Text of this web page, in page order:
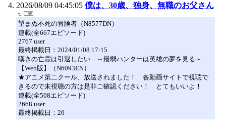
2026/08/09 04:45:05 僕は、30歳、独身、無職のお父さん
望まぬ不死の冒険者（N8577DN）
連載(全667エピソード)
2767 user
最終掲載日：2024/01/08 17:15
嘆きの亡霊は引退したい ～最弱ハンターは英雄の夢を見る～
【Web版】（N6093EN）
★アニメ第二クール、放送されました！ 各動画サイトで視聴で
きるので未視聴の方は是非ご確認ください！ とてもいいよ！
連載(全508エピソード)
2668 user
最終掲載日：20